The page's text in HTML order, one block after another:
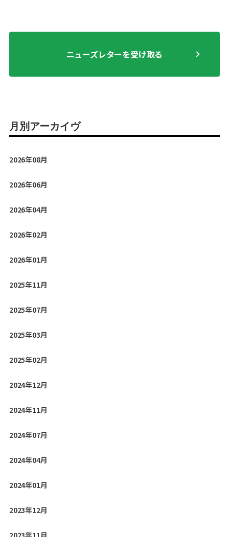
えつつ、学びとともに、どこか温かさの残る時間となりま
からもご覧いただけますので、少しでもその一端をお届け
功労賞はわずか8人ですが、そのうちのお二人です。
→セミナーアーカイブ動画はこちら
ニューズレターを受け取る
月別アーカイヴ
2026年08月
2026年06月
2026年04月
2026年02月
2026年01月
2025年11月
2025年07月
2025年03月
2025年02月
2024年12月
2024年11月
2024年07月
2024年04月
2024年01月
2023年12月
2023年11月